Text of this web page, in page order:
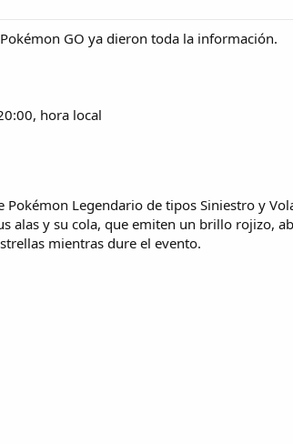
GO ya dieron toda la información.
hora local
Pokémon Legendario de tipos Siniestro y
alas y su cola, que emiten un brillo rojizo,
mientras dure el evento.